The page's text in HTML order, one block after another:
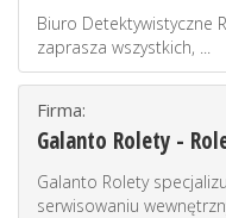
Biuro Detektywistyczne
zaprasza wszystkich, ...
Firma:
Galanto Rolety -
Galanto Rolety
serwisowaniu